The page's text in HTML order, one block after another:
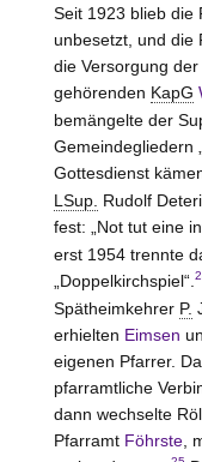
Seit 1923 blieb die
unbesetzt, und die
die Versorgung
gehörenden KapG
bemängelte der
Gemeindegliedern
Gottesdienst
LSup. Rudolf
fest: „Not tut eine
erst 1954 trennte
„Doppelkirchspiel“.
Spätheimkehrer P.
erhielten Eimsen
eigenen Pfarrer.
pfarramtliche
dann wechselte
Pfarramt Föhrste,